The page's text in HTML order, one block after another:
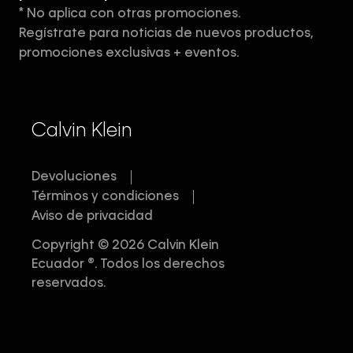
Aviso de privacidad
Términos y Condiciones
* No aplica con otras promociones.
Regístrate para noticias de nuevos productos,
promociones exclusivas + eventos.
Calvin Klein
Devoluciones
Términos y condiciones
Aviso de privacidad
Copyright © 2026 Calvin Klein
Ecuador ®. Todos los derechos
reservados.